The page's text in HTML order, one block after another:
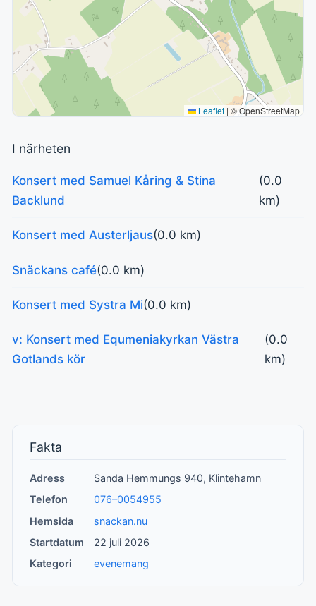
Leaflet | © OpenStreetMap
I närheten
Konsert med Samuel Kåring & Stina
Backlund
(0.0
km)
Konsert med Austerljaus(0.0 km)
Snäckans café(0.0 km)
Konsert med Systra Mi(0.0 km)
v: Konsert med Equmeniakyrkan Västra
Gotlands kör
(0.0
km)
Fakta
Adress
Sanda Hemmungs 940, Klintehamn
Telefon
076–0054955
Hemsida
snackan.nu
Startdatum
22 juli 2026
Kategori
evenemang